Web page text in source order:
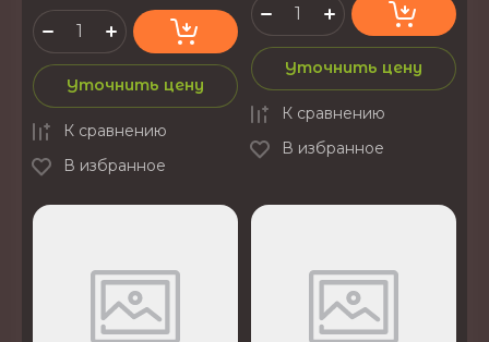
Уточнить цену
К сравнению
В избранное
Уточнить цену
К сравнению
В избранное